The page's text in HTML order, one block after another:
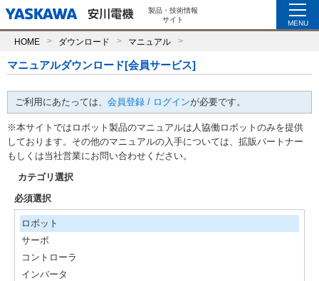
製品・技術情報
サイト
MENU
HOME ダウンロード マニュアル
マニュアルダウンロード[会員サービス]
ご利用にあたっては、 会員登録 / ログインが必要です。
※本サイトではロボット製品のマニュアルは人協働ロボットのみを提供
しております。その他のマニュアルの入手については、拡販パートナー
もしくは当社営業にお問い合わせください。
カテゴリ選択
必須選択
ロボット
サーボ
コントローラ
インバータ